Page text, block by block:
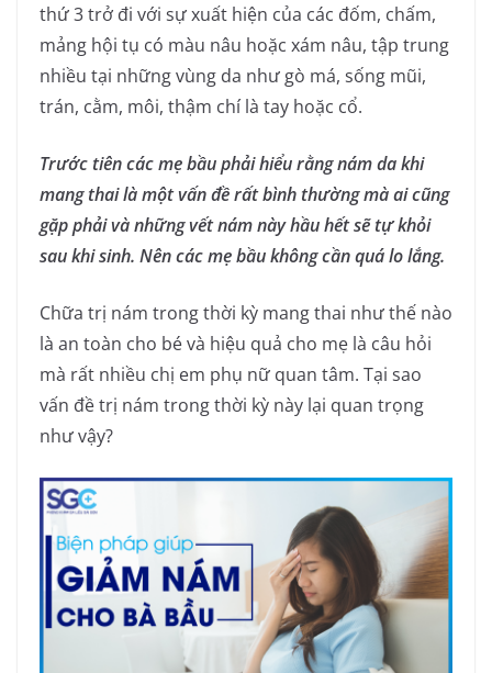
thứ 3 trở đi với sự xuất hiện của các đốm, chấm,
mảng hội tụ có màu nâu hoặc xám nâu, tập trung
nhiều tại những vùng da như gò má, sống mũi,
trán, cằm, môi, thậm chí là tay hoặc cổ.
Trước tiên các mẹ bầu phải hiểu rằng nám da khi
mang thai là một vấn đề rất bình thường mà ai cũng
gặp phải và những vết nám này hầu hết sẽ tự khỏi
sau khi sinh. Nên các mẹ bầu không cần quá lo lắng.
Chữa trị nám trong thời kỳ mang thai như thế nào
là an toàn cho bé và hiệu quả cho mẹ là câu hỏi
mà rất nhiều chị em phụ nữ quan tâm. Tại sao
vấn đề trị nám trong thời kỳ này lại quan trọng
như vậy?